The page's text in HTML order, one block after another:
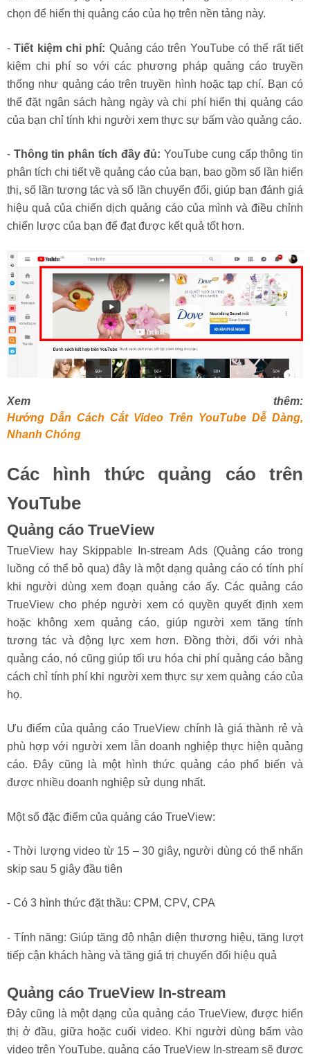
chọn để hiển thị quảng cáo của họ trên nền tảng này.
-Tiết kiệm chi phí: Quảng cáo trên YouTube có thể rất tiết
kiệm chi phí so với các phương pháp quảng cáo truyền
thống như quảng cáo trên truyền hình hoặc tạp chí. Bạn có
thể đặt ngân sách hàng ngày và chi phí hiển thị quảng cáo
của bạn chỉ tính khi người xem thực sự bấm vào quảng cáo.
- Thông tin phân tích đầy đủ: YouTube cung cấp thông tin
phân tích chi tiết về quảng cáo của bạn, bao gồm số lần hiển
thị, số lần tương tác và số lần chuyển đổi, giúp bạn đánh giá
hiệu quả của chiến dịch quảng cáo của mình và điều chỉnh
chiến lược của bạn để đạt được kết quả tốt hơn.
Xem thêm:
Hướng Dẫn Cách Cắt Video Trên YouTube Dễ Dàng,
Nhanh Chóng
Các hình thức quảng cáo trên
YouTube
Quảng cáo TrueView
TrueView hay Skippable In-stream Ads (Quảng cáo trong
luồng có thể bỏ qua) đây là một dạng quảng cáo có tính phí
khi người dùng xem đoạn quảng cáo ấy. Các quảng cáo
TrueView cho phép người xem có quyền quyết định xem
hoặc không xem quảng cáo, giúp người xem tăng tính
tương tác và động lực xem hơn. Đồng thời, đối với nhà
quảng cáo, nó cũng giúp tối ưu hóa chi phí quảng cáo bằng
cách chỉ tính phí khi người xem thực sự xem quảng cáo của
họ.
Ưu điểm của quảng cáo TrueView chính là giá thành rẻ và
phù hợp với người xem lẫn doanh nghiệp thực hiện quảng
cáo. Đây cũng là một hình thức quảng cáo phổ biến và
được nhiều doanh nghiệp sử dụng nhất.
Một số đặc điểm của quảng cáo TrueView:
- Thời lượng video từ 15 – 30 giây, người dùng có thể nhấn
skip sau 5 giây đầu tiên
- Có 3 hình thức đặt thầu: CPM, CPV, CPA
- Tính năng: Giúp tăng độ nhận diện thương hiệu, tăng lượt
tiếp cận khách hàng và tăng giá trị chuyển đổi hiệu quả
Quảng cáo TrueView In-stream
Đây cũng là một dạng của quảng cáo TrueView, được hiển
thị ở đầu, giữa hoặc cuối video. Khi người dùng bấm vào
video trên YouTube, quảng cáo TrueView In-stream sẽ được